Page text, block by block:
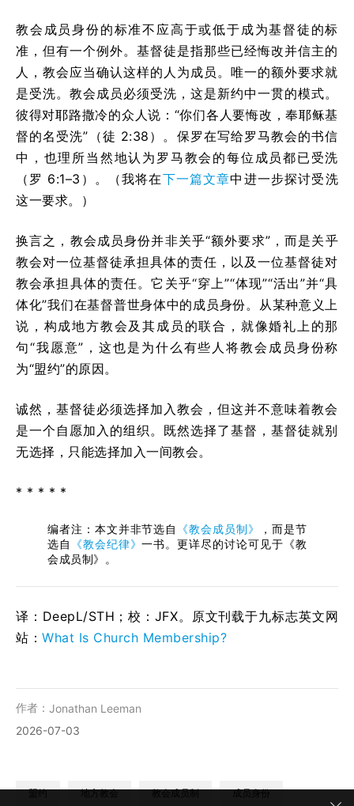
教会成员身份的标准不应高于或低于成为基督徒的标
准，但有一个例外。基督徒是指那些已经悔改并信主的
人，教会应当确认这样的人为成员。唯一的额外要求就
是受洗。教会成员必须受洗，这是新约中一贯的模式。
彼得对耶路撒冷的众人说：“你们各人要悔改，奉耶稣基
督的名受洗”（徒 2:38）。保罗在写给罗马教会的书信
中，也理所当然地认为罗马教会的每位成员都已受洗
（罗 6:1–3）。（我将在下一篇文章中进一步探讨受洗
这一要求。）
换言之，教会成员身份并非关乎“额外要求”，而是关乎
教会对一位基督徒承担具体的责任，以及一位基督徒对
教会承担具体的责任。它关乎“穿上”“体现”“活出”并“具
体化”我们在基督普世身体中的成员身份。从某种意义上
说，构成地方教会及其成员的联合，就像婚礼上的那
句“我愿意”，这也是为什么有些人将教会成员身份称
为“盟约”的原因。
诚然，基督徒必须选择加入教会，但这并不意味着教会
是一个自愿加入的组织。既然选择了基督，基督徒就别
无选择，只能选择加入一间教会。
* * * * *
编者注：本文并非节选自 《教会成员制》
，而是节
选自
《教会纪律》一书。更详尽的讨论可见于《教
会成员制》。
译：DeepL/STH；校： JFX。原文刊载于九标志英文网
站： What Is Church Membership?
作者： Jonathan Leeman
2026-07-03
盟约 地方教会 教会成员制 成员身份